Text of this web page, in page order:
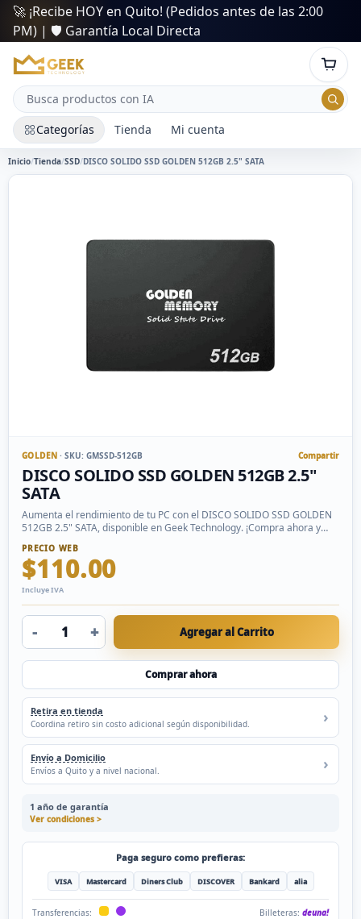
🚀 ¡Recibe HOY en Quito! (Pedidos antes de las 2:00
PM) | 🛡️ Garantía Local Directa
Categorías Tienda Mi cuenta
Inicio/Tienda/SSD/DISCO SOLIDO SSD GOLDEN 512GB 2.5" SATA
GOLDEN · SKU: GMSSD-512GB Compartir
DISCO SOLIDO SSD GOLDEN 512GB 2.5"
SATA
Aumenta el rendimiento de tu PC con el DISCO SOLIDO SSD GOLDEN
512GB 2.5" SATA, disponible en Geek Technology. ¡Compra ahora y
PRECIO WEB
$110.00
Incluye IVA
- + Agregar al Carrito
Comprar ahora
Retira en tienda
Coordina retiro sin costo adicional según disponibilidad.
Envío a Domicilio
Envíos a Quito y a nivel nacional.
1 año de garantía
Ver condiciones >
Paga seguro como prefieras:
VISA Mastercard Diners Club DISCOVER Bankard alia
Transferencias: Billeteras: deuna!